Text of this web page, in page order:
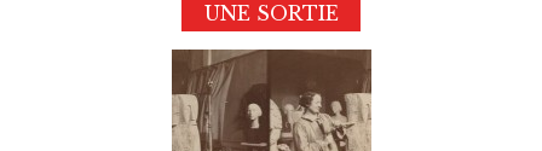
UNE SORTIE